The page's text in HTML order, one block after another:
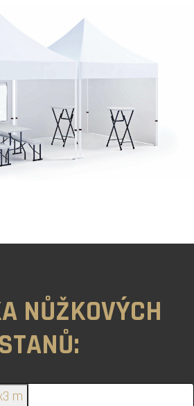
NŮŽKOVÝCH
STANŮ:
m